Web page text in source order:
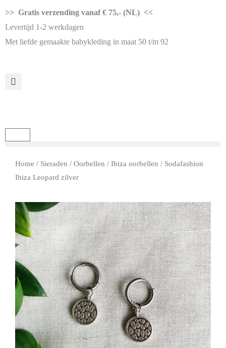
>> Gratis verzending vanaf € 75,- (NL) <<
Levertijd 1-2 werkdagen
Met liefde gemaakte babykleding in maat 50 t/m 92
Home / Sieraden / Oorbellen / Ibiza oorbellen / Sodafashion
Ibiza Leopard zilver